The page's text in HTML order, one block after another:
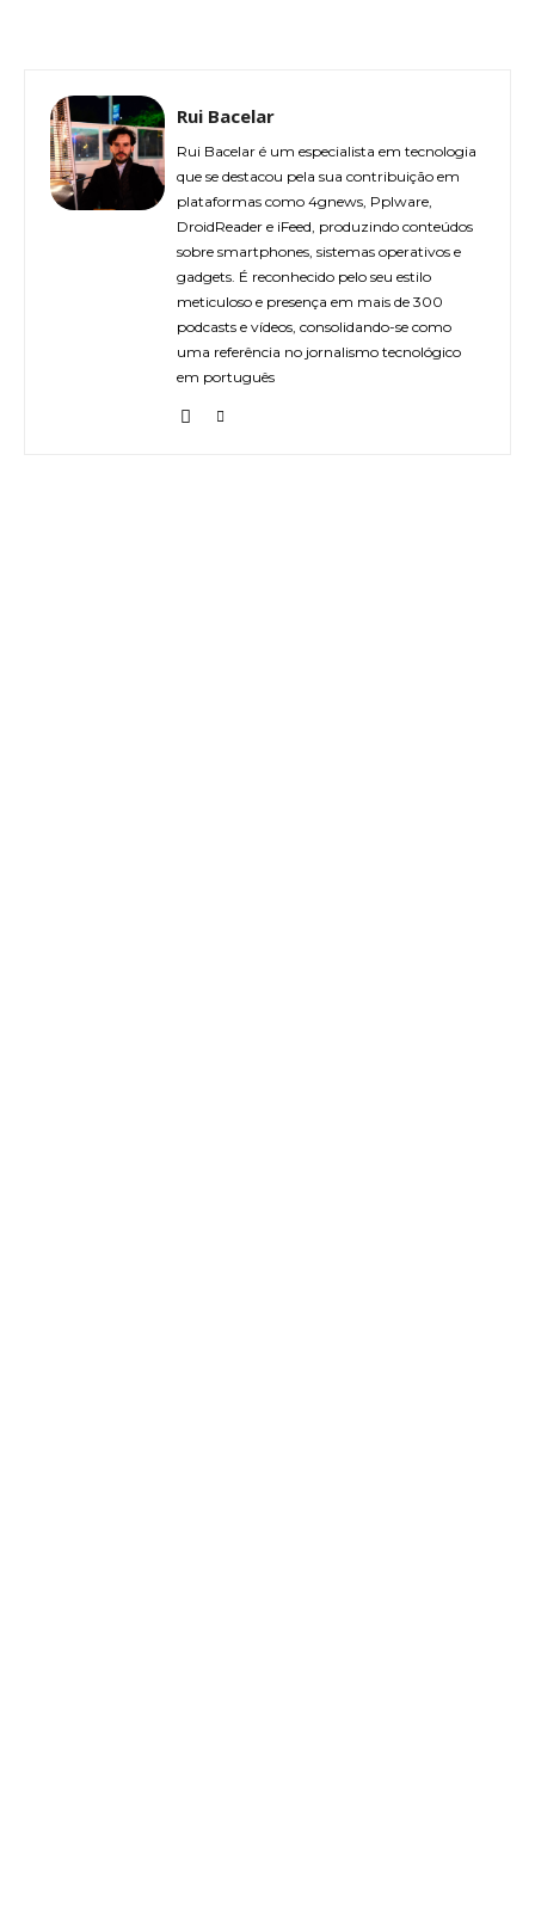
Rui Bacelar
Rui Bacelar é um especialista em tecnologia
que se destacou pela sua contribuição em
plataformas como 4gnews, Pplware,
DroidReader e iFeed, produzindo conteúdos
sobre smartphones, sistemas operativos e
gadgets. É reconhecido pelo seu estilo
meticuloso e presença em mais de 300
podcasts e vídeos, consolidando-se como
uma referência no jornalismo tecnológico
em português